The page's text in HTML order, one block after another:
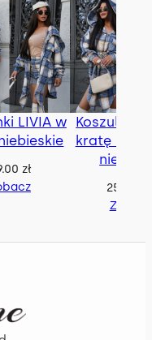
LIVIA w
zł
Koszula
kratę z
259.00
Zobacz